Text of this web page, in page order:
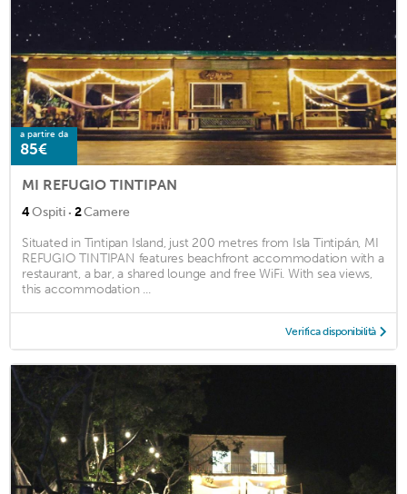
a partire da
85€
MI REFUGIO TINTIPAN
4Ospiti · 2Camere
Situated in Tintipan Island, just 200 metres from Isla Tintipán, MI
REFUGIO TINTIPAN features beachfront accommodation with a
restaurant, a bar, a shared lounge and free WiFi. With sea views,
this accommodation ...
Verifica disponibilità